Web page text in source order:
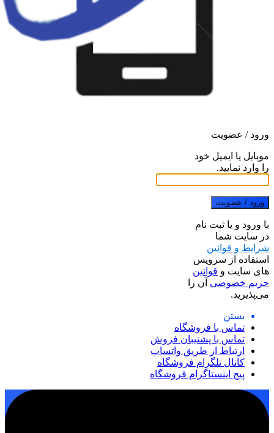
ورود / عضویت
موبایل یا ایمیل خود
را وارد نمایید.
ورود / عضویت
با ورود و یا ثبت نام
در سایت شما
شرایط و قوانین
استفاده از سرویس
های سایت و قوانین
حریم خصوصی آن را
می‌پذیرید.
بستن
تماس با فروشگاه
تماس با پشتیبان فروش
ارتباط از طریق واتساپ
کانال تلگرام فروشگاه
پیج اینستاگرام فروشگاه